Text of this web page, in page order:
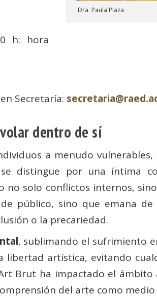
Dra. Paula Plaza
h: hora
Secretaría:
dentro de sí
a menudo
distingue por una íntima
no solo conflictos internos,
público, sino que emana
o la precariedad.
, sublimando el sufrimiento
libertad artística, evitando
Brut ha impactado el ámbito
del arte como